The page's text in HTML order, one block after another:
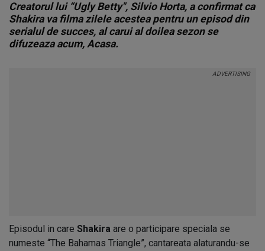
Creatorul lui “Ugly Betty", Silvio Horta, a confirmat ca
Shakira va filma zilele acestea pentru un episod din
serialul de succes, al carui al doilea sezon se
difuzeaza acum, Acasa.
Episodul in care Shakira are o participare speciala se
numeste “The Bahamas Triangle”, cantareata alaturandu-se